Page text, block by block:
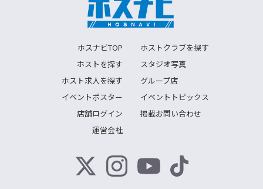
ホスナビTOP
ホストクラブを探す
ホストを探す
スタジオ写真
ホスト求人を探す
グループ店
イベントポスター
イベントトピックス
店舗ログイン
掲載お問い合わせ
運営会社